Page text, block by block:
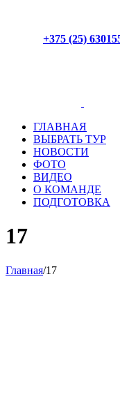
+375 (25)
ГЛАВНАЯ
ВЫБРАТЬ ТУР
НОВОСТИ
ФОТО
ВИДЕО
О КОМАНДЕ
ПОДГОТОВКА
17
Главная/17